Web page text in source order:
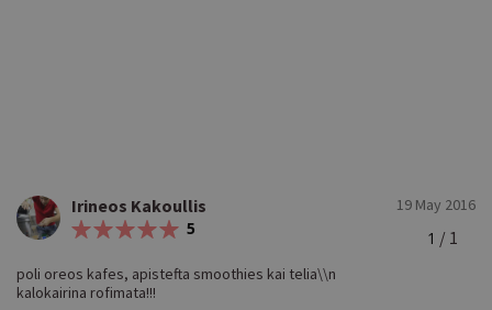
Irineos Kakoullis
5
19 May 2016
poli oreos kafes, apistefta smoothies kai telia\\n
kalokairina rofimata!!!
1 / 1